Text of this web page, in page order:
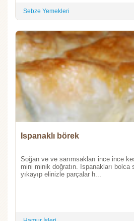
Sebze Yemekleri
Ispanaklı börek
Soğan ve ve sarımsakları ince ince
mini minik doğratın. Ispanakları bolca
yıkayıp elinizle parçalar h...